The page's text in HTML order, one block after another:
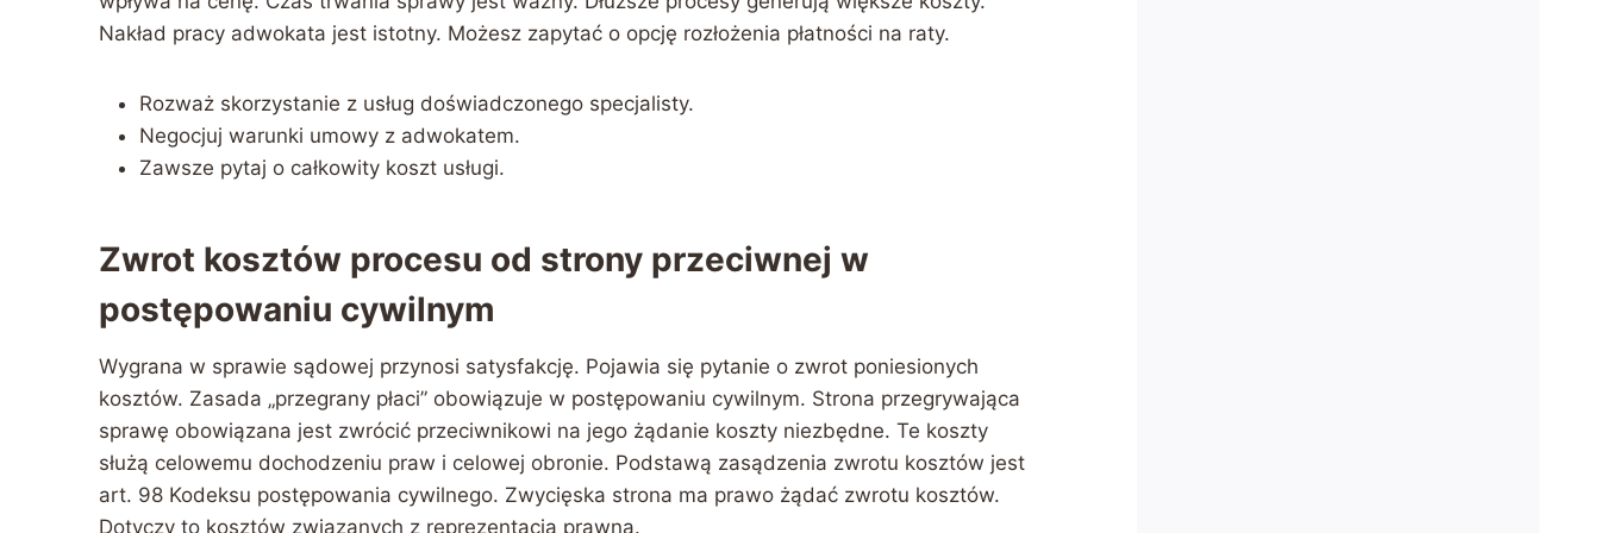
Nakład pracy adwokata jest istotny. Możesz zapytać o opcję rozłożenia płatności na raty.
Rozważ skorzystanie z usług doświadczonego specjalisty.
Negocjuj warunki umowy z adwokatem.
Zawsze pytaj o całkowity koszt usługi.
Zwrot kosztów procesu od strony przeciwnej w
postępowaniu cywilnym
Wygrana w sprawie sądowej przynosi satysfakcję. Pojawia się pytanie o zwrot poniesionych
kosztów. Zasada „przegrany płaci” obowiązuje w postępowaniu cywilnym. Strona przegrywająca
sprawę obowiązana jest zwrócić przeciwnikowi na jego żądanie koszty niezbędne. Te koszty
służą celowemu dochodzeniu praw i celowej obronie. Podstawą zasądzenia zwrotu kosztów jest
art. 98 Kodeksu postępowania cywilnego. Zwycięska strona ma prawo żądać zwrotu kosztów.
Dotyczy to kosztów związanych z reprezentacją prawną.